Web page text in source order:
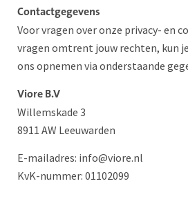
Contactgegevens
Voor vragen over onze privacy- en
vragen omtrent jouw rechten, kun
ons opnemen via onderstaande
Viore B.V
Willemskade 3
8911 AW Leeuwarden
E-mailadres: info@viore.nl
KvK-nummer: 01102099